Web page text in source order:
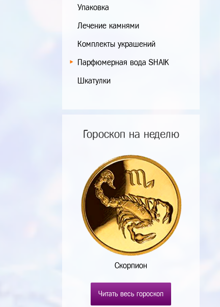
Упаковка
Лечение камнями
Комплекты украшений
Парфюмерная вода SHAIK
Шкатулки
Гороскоп на неделю
Скорпион
Читать весь гороскоп